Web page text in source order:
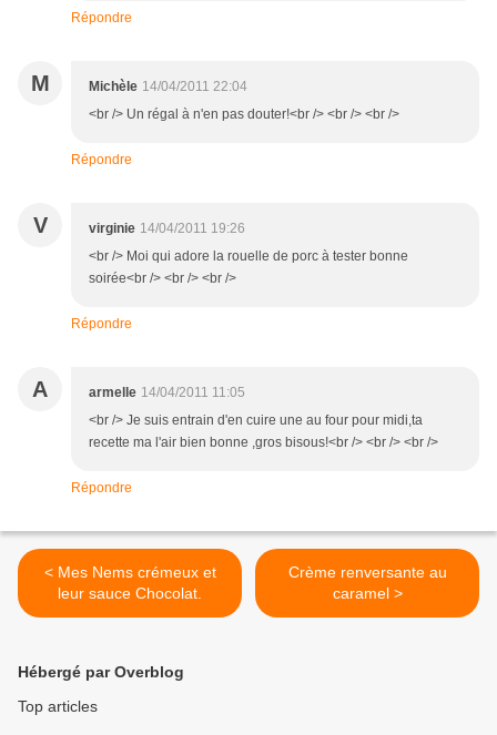
Répondre
M Michèle 14/04/2011 22:04
<br /> Un régal à n'en pas douter!<br /> <br /> <br />
Répondre
V virginie 14/04/2011 19:26
<br /> Moi qui adore la rouelle de porc à tester bonne
soirée<br /> <br /> <br />
Répondre
A armelle 14/04/2011 11:05
<br /> Je suis entrain d'en cuire une au four pour midi,ta
recette ma l'air bien bonne ,gros bisous!<br /> <br /> <br />
Répondre
< Mes Nems crémeux et
leur sauce Chocolat.
Crème renversante au
caramel >
Hébergé par Overblog
Top articles